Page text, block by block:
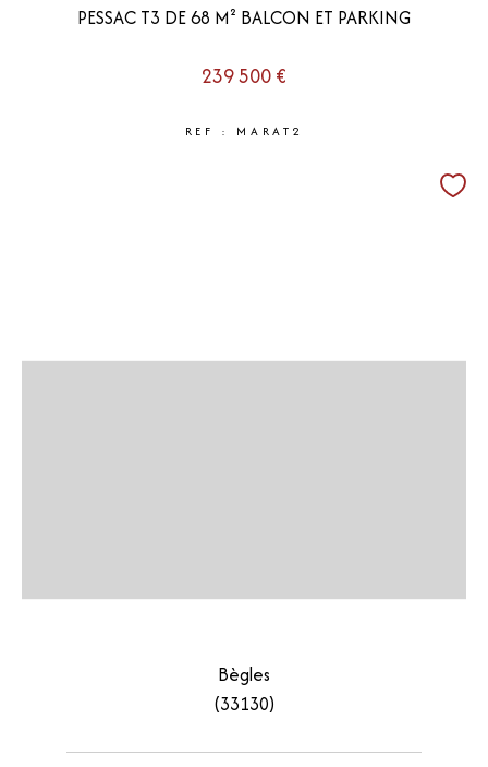
PESSAC T3 DE 68 M² BALCON ET PARKING
239 500 €
REF : MARAT2
Bègles
(33130)